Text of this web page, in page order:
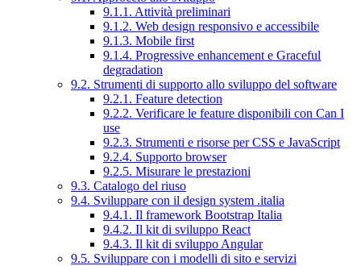
9.1.1. Attività preliminari
9.1.2. Web design responsivo e accessibile
9.1.3. Mobile first
9.1.4. Progressive enhancement e Graceful
degradation
9.2. Strumenti di supporto allo sviluppo del software
9.2.1. Feature detection
9.2.2. Verificare le feature disponibili con Can I
use
9.2.3. Strumenti e risorse per CSS e JavaScript
9.2.4. Supporto browser
9.2.5. Misurare le prestazioni
9.3. Catalogo del riuso
9.4. Sviluppare con il design system .italia
9.4.1. Il framework Bootstrap Italia
9.4.2. Il kit di sviluppo React
9.4.3. Il kit di sviluppo Angular
9.5. Sviluppare con i modelli di sito e servizi